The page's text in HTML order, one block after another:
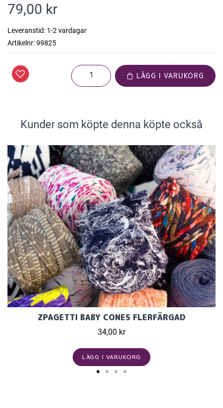
79,00 kr
Leveranstid: 1-2 vardagar
Artikelnr:99825
LÄGG I VARUKORG
Kunder som köpte denna köpte också
ZPAGETTI BABY CONES FLERFÄRGAD
34,00 kr
LÄGG I VARUKORG